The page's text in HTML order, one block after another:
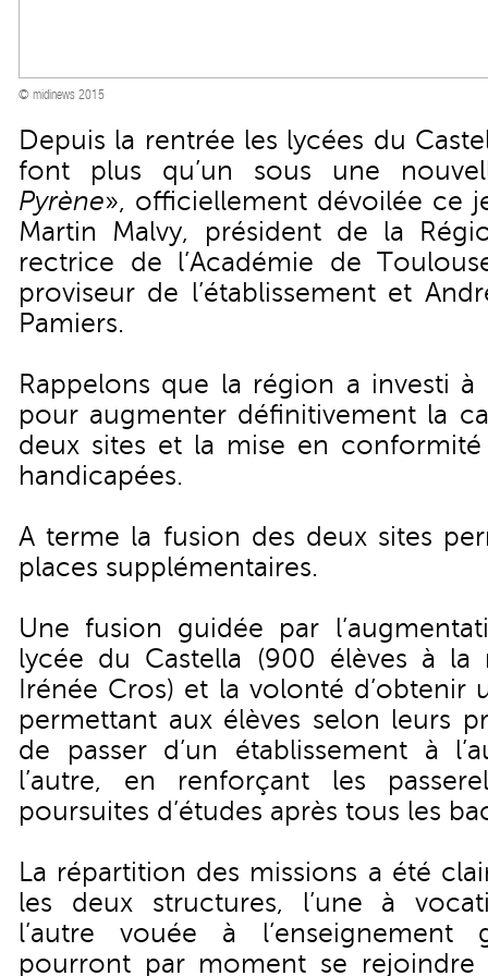
© midinews 2015
Depuis la rentrée les lycées du
font plus qu’un sous une
Pyrène», officiellement dévoilée ce
Martin Malvy, président de la
rectrice de l’Académie de
proviseur de l’établissement et
Pamiers.
Rappelons que la région a investi
pour augmenter définitivement la
deux sites et la mise en
handicapées.
A terme la fusion des deux sites
places supplémentaires.
Une fusion guidée par
lycée du Castella (900 élèves à
Irénée Cros) et la volonté d’obtenir
permettant aux élèves selon leurs
de passer d’un établissement à
l’autre, en renforçant les
poursuites d’études après tous les
La répartition des missions a été
les deux structures, l’une à
l’autre vouée à l’enseignement
pourront par moment se rejoindre